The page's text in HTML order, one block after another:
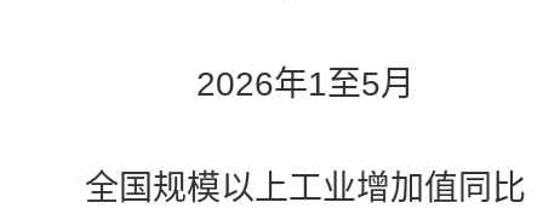
2026年1至5月
全国规模以上工业增加值同比